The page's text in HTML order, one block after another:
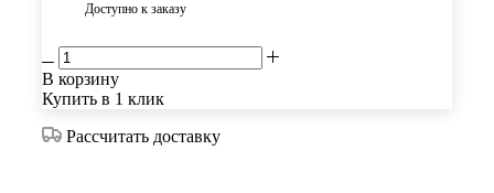
Доступно к заказу
В корзину
Купить в 1 клик
Рассчитать доставку